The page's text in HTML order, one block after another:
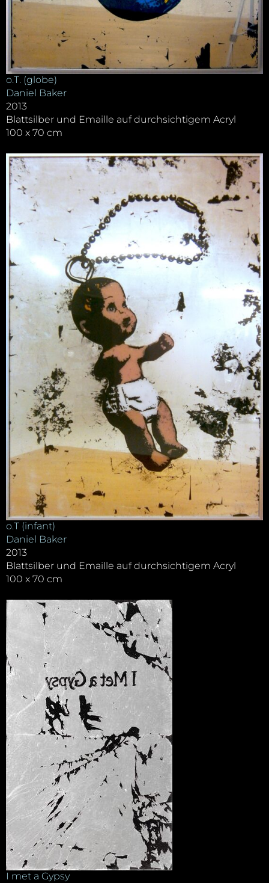
o.T. (globe)
Daniel Baker
2013
Blattsilber und Emaille auf durchsichtigem Acryl
100 x 70 cm
o.T (infant)
Daniel Baker
2013
Blattsilber und Emaille auf durchsichtigem Acryl
100 x 70 cm
I met a Gypsy